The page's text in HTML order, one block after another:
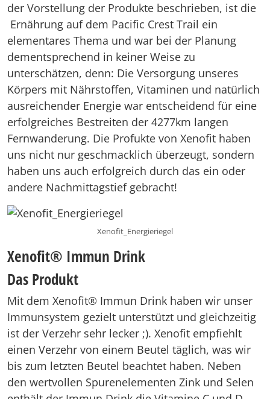
der Vorstellung der Produkte beschrieben, ist die
Ernährung auf dem Pacific Crest Trail ein
elementares Thema und war bei der Planung
dementsprechend in keiner Weise zu
unterschätzen, denn: Die Versorgung unseres
Körpers mit Nährstoffen, Vitaminen und natürlich
ausreichender Energie war entscheidend für eine
erfolgreiches Bestreiten der 4277km langen
Fernwanderung. Die Profukte von Xenofit haben
uns nicht nur geschmacklich überzeugt, sondern
haben uns auch erfolgreich durch das ein oder
andere Nachmittagstief gebracht!
Xenofit_Energieriegel
Xenofit® Immun Drink
Das Produkt
Mit dem Xenofit® Immun Drink haben wir unser
Immunsystem gezielt unterstützt und gleichzeitig
ist der Verzehr sehr lecker ;). Xenofit empfiehlt
einen Verzehr von einem Beutel täglich, was wir
bis zum letzten Beutel beachtet haben. Neben
den wertvollen Spurenelementen Zink und Selen